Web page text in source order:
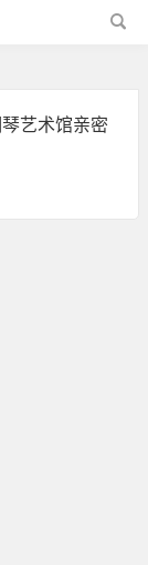
艺术馆亲密